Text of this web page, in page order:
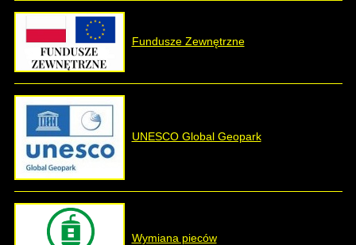
Fundusze Zewnętrzne
UNESCO Global Geopark
Wymiana pieców